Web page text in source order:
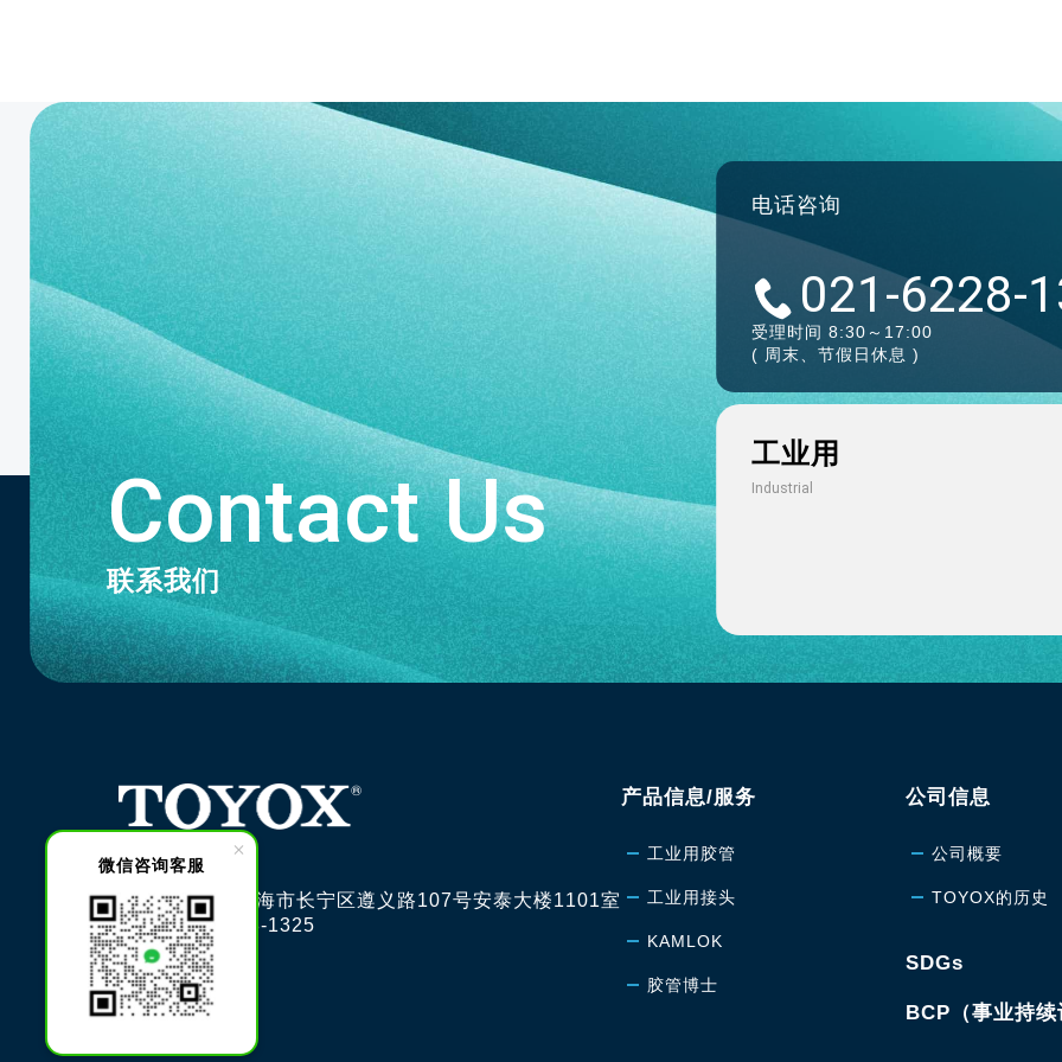
Contact Us
联系我们
电话咨询
021-6228-
受理时间 8:30～17:00
( 周末、节假日休息 )
工业用
Industrial
邮编200051 上海市长宁区遵义路107号安泰大楼1101室
电话: 021-6228-1325
产品信息/服务
工业用胶管
工业用接头
KAMLOK
胶管博士
公司信息
公司概要
TOYOX的历史
SDGs
BCP（事业持
微信咨询客服